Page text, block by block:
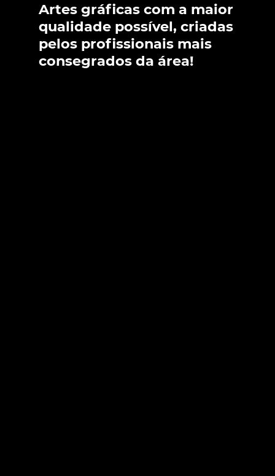
Artes gráficas com a maior
qualidade possível, criadas
pelos profissionais mais
consegrados da área!